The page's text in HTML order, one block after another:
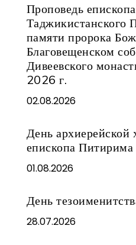
Проповедь
Таджикистанского
памяти пророка
Благовещенском
Дивеевского
2026 г.
02.08.2026
День архиерейской
епископа Питирима
01.08.2026
День
28.07.2026